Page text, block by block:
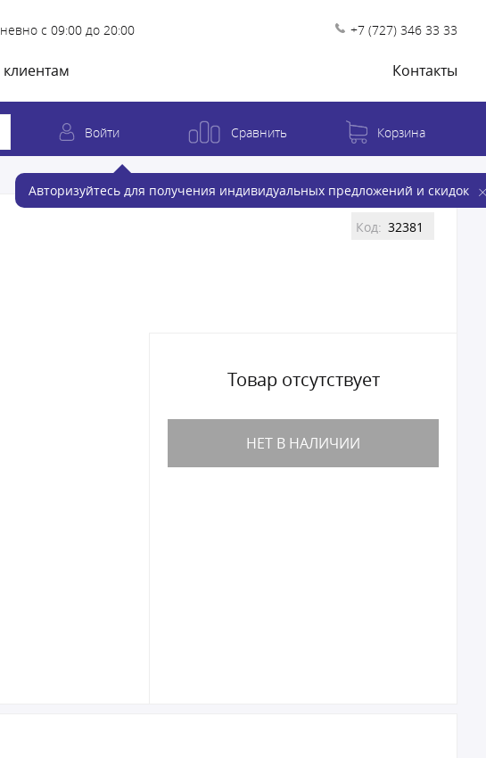
с 09:00 до 20:00 +7 (727) 346 33 33
Контакты
Войти
Авторизуйтесь для получения индивидуальных предложений и скидок
Сравнить Корзина
Код: 32381
Товар отсутствует
НЕТ В НАЛИЧИИ